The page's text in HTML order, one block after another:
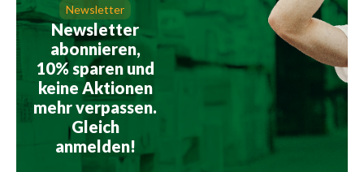
Newsletter
Newsletter
abonnieren,
10% sparen und
keine Aktionen
mehr verpassen.
Gleich
anmelden!